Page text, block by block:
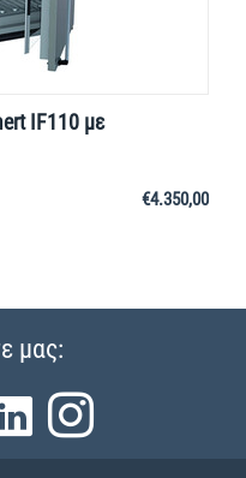
IF110 με
€4.350,00
μας: